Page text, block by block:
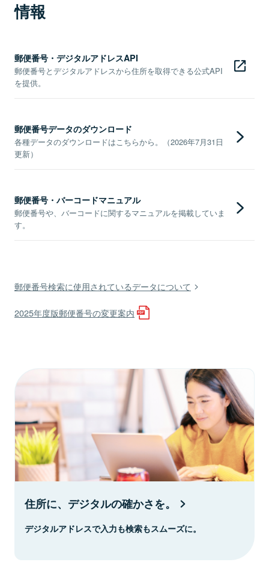
情報
郵便番号・デジタルアドレスAPI
郵便番号とデジタルアドレスから住所を取得できる公式API
を提供。
郵便番号データのダウンロード
各種データのダウンロードはこちらから。（2026年7月31日
更新）
郵便番号・バーコードマニュアル
郵便番号や、バーコードに関するマニュアルを掲載していま
す。
郵便番号検索に使用されているデータについて
2025年度版郵便番号の変更案内
住所に、デジタルの確かさを。
デジタルアドレスで入力も検索もスムーズに。